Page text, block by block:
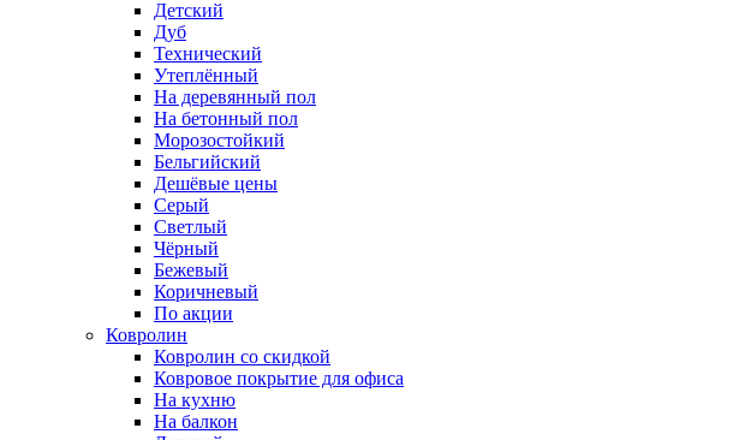
Детский
Дуб
Технический
Утеплённый
На деревянный пол
На бетонный пол
Морозостойкий
Бельгийский
Дешёвые цены
Серый
Светлый
Чёрный
Бежевый
Коричневый
По акции
Ковролин
Ковролин со скидкой
Ковровое покрытие для офиса
На кухню
На балкон